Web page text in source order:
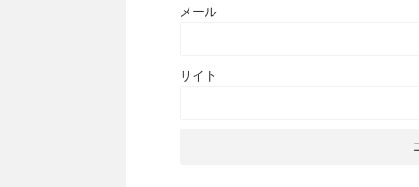
メール
サイト